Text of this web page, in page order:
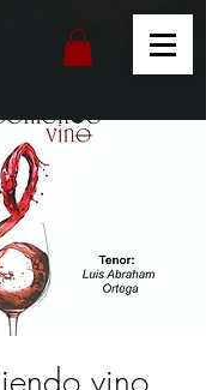
vino